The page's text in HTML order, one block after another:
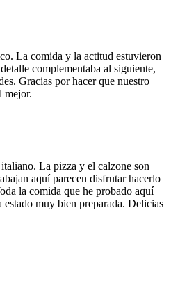
La comida y la actitud estuvieron
complementaba al siguiente,
Gracias por hacer que nuestro
mejor.
La pizza y el calzone son
aquí parecen disfrutar hacerlo
la comida que he probado aquí
muy bien preparada. Delicias